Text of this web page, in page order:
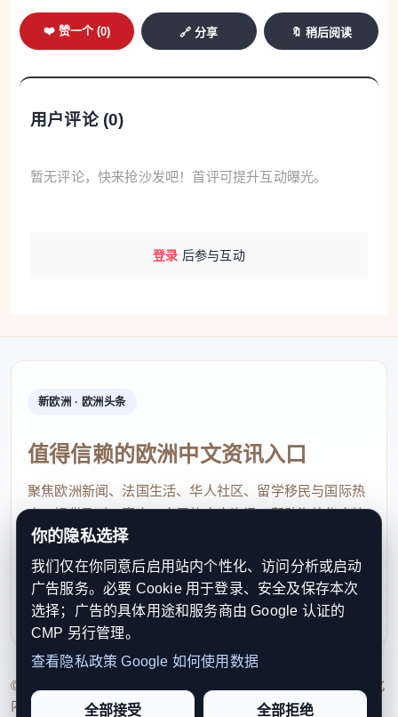
❤️ 赞一个 (0) 🔗 分享 🔖 稍后阅读
用户评论 (0)
暂无评论，快来抢沙发吧！首评可提升互动曝光。
登录 后参与互动
新欧洲 · 欧洲头条
值得信赖的欧洲中文资讯入口
聚焦欧洲新闻、法国生活、华人社区、留学移民与国际热
点，提供及时、真实、实用的中文资讯，帮助海外华人快
速了解欧洲动态。
contact@xinouzhou.com
服务支持、版权与合作：工作日优先处理站务、投稿与权
利通知
© 2026 新欧洲·欧洲头条. All Rights Reserved. 本网站持续优化
内容透明度、联系方式与用户权利说明，以提升品牌信任感和
你的隐私选择
我们仅在你同意后启用站内个性化、访问分析或启动
广告服务。必要 Cookie 用于登录、安全及保存本次
选择；广告的具体用途和服务商由 Google 认证的
CMP 另行管理。
查看隐私政策 Google 如何使用数据
全部接受 全部拒绝